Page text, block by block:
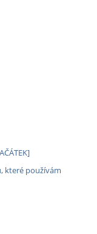
které používám